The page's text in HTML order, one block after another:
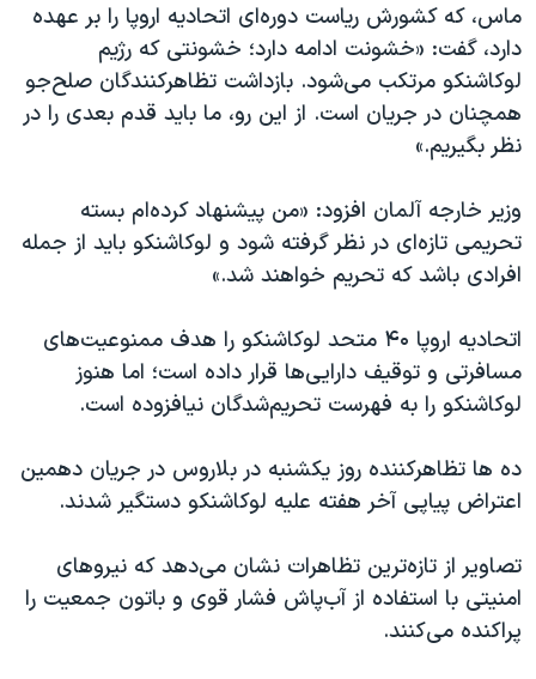
اسرائیل در جنگ
نرگس محمدی برنده جایزه نوبل صلح
همایش محافظه‌کاران آمریکا «سی‌پک»
صفحه‌های ویژه
سفر پرزیدنت ترامپ به چین
ماس، که کشورش ریاست دوره‌ای اتحادیه اروپا را بر عهده
دارد، گفت: «خشونت ادامه دارد؛ خشونتی که رژیم
لوکاشنکو مرتکب می‌شود. بازداشت تظاهرکنندگان صلح‌جو
همچنان در جریان است. از این رو، ما باید قدم بعدی را در
نظر بگیریم.»
وزیر خارجه آلمان افزود: «من پیشنهاد کرده‌ام بسته
تحریمی تازه‌ای در نظر گرفته شود و لوکاشنکو باید از جمله
افرادی باشد که تحریم خواهند شد.»
اتحادیه اروپا ۴۰ متحد لوکاشنکو را هدف ممنوعیت‌های
مسافرتی و توقیف دارایی‌ها قرار داده است؛ اما هنوز
لوکاشنکو را به فهرست تحریم‌شدگان نیافزوده است.
ده ها تظاهرکننده روز یکشنبه در بلاروس در جریان دهمین
اعتراض پیاپی آخر هفته علیه لوکاشنکو دستگیر شدند.
تصاویر از تازه‌ترین تظاهرات نشان می‌دهد که نیروهای
امنیتی با استفاده از آب‌پاش فشار قوی و باتون جمعیت را
پراکنده می‌کنند.